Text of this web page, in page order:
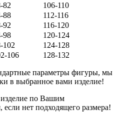
82
106-110
88
112-116
92
116-120
98
120-124
102
124-128
106 128-132
параметры фигуры, мы
в выбранное вами изделие!
по Вашим
нет подходящего размера!